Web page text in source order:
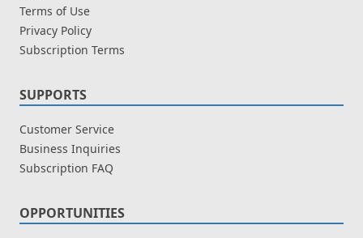
Terms of Use
Privacy Policy
Subscription Terms
SUPPORTS
Customer Service
Business Inquiries
Subscription FAQ
OPPORTUNITIES